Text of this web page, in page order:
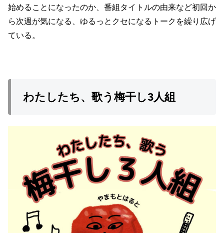
始めることになったのか、番組タイトルの由来など初回か
ら次週が気になる、ゆるっとクセになるトークを繰り広げ
ている。
わたしたち、歌う梅干し3人組